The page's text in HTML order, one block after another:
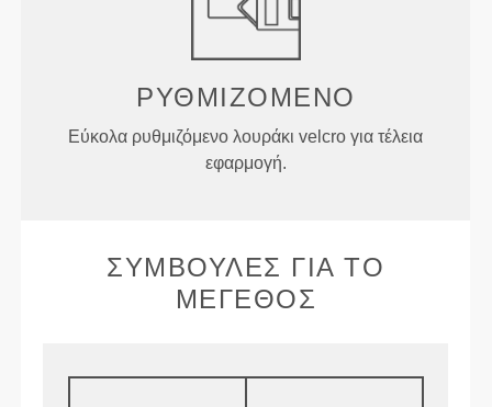
ΡΥΘΜΙΖΌΜΕΝΟ
Εύκολα ρυθμιζόμενο λουράκι velcro για τέλεια
εφαρμογή.
ΣΥΜΒΟΥΛΈΣ ΓΙΑ ΤΟ
ΜΈΓΕΘΟΣ